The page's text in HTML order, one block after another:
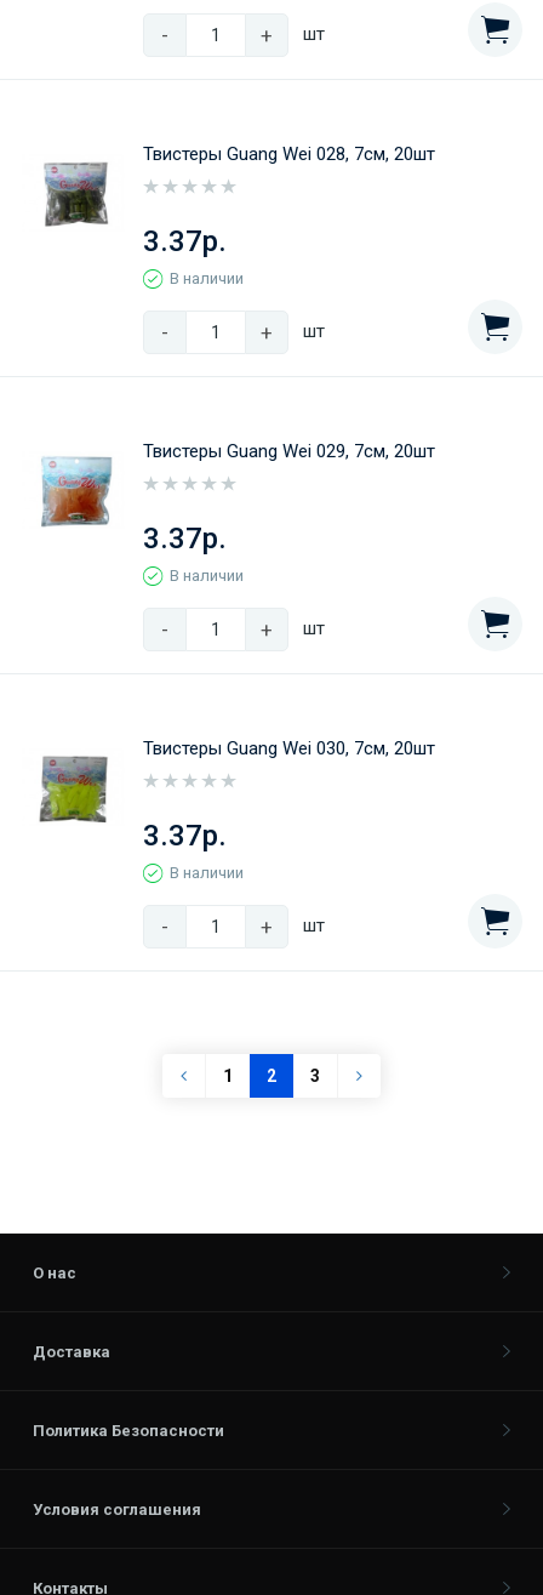
- + шт
Твистеры Guang Wei 028, 7см, 20шт
3.37р.
В наличии
- + шт
Твистеры Guang Wei 029, 7см, 20шт
3.37р.
В наличии
- + шт
Твистеры Guang Wei 030, 7см, 20шт
3.37р.
В наличии
- + шт
1 2 3
О нас
Доставка
Политика Безопасности
Условия соглашения
Контакты